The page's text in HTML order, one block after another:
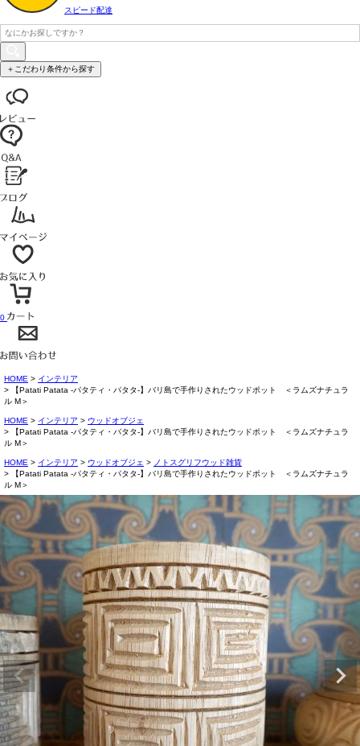
スピード配達
＋こだわり条件から探す
0
HOME
インテリア
【Patati Patata -パタティ・パタタ-】バリ島で手作りされたウッドポット ＜ラムズナチュラ
ル M＞
HOME インテリア
ウッドオブジェ
【Patati Patata -パタティ・パタタ-】バリ島で手作りされたウッドポット ＜ラムズナチュラ
ル M＞
HOME インテリア ウッドオブジェ
ノトスグリフウッド雑貨
【Patati Patata -パタティ・パタタ-】バリ島で手作りされたウッドポット ＜ラムズナチュラ
ル M＞